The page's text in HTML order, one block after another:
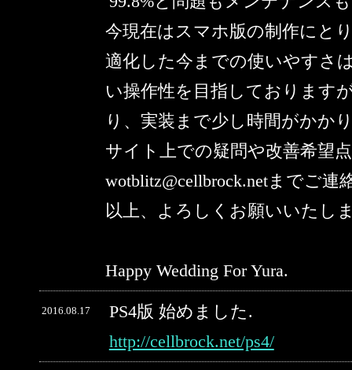
今現在はスマホ版の制作にと
適化した今までの使いやすさ
い操作性を目指しております
り、実装まで少し時間がかか
サイト上での疑問や改善希望
wotblitz@cellbrock.netまでご連
以上、よろしくお願いいたし
Happy Wedding For Yura.
2016.08.17
PS4版 始めました.
http://cellbrock.net/ps4/